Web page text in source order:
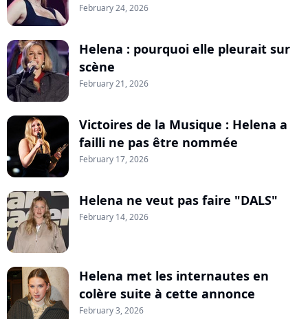
February 24, 2026
Helena : pourquoi elle pleurait sur
scène
February 21, 2026
Victoires de la Musique : Helena a
failli ne pas être nommée
February 17, 2026
Helena ne veut pas faire "DALS"
February 14, 2026
Helena met les internautes en
colère suite à cette annonce
February 3, 2026